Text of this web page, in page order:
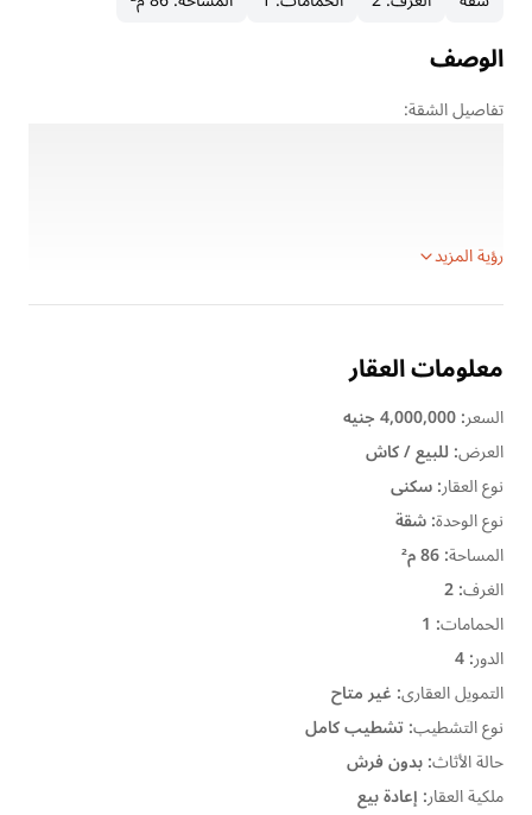
الوصف
تفاصيل الشقة:
رؤية المزيد
معلومات العقار
السعر:4,000,000 جنيه
العرض:للبيع / كاش
نوع العقار:سكنى
نوع الوحدة:شقة
المساحة:86 م²
الغرف:
2
الحمامات:
1
الدور:
4
التمويل العقارى: غير متاح
نوع التشطيب:تشطيب كامل
حالة الأثاث:بدون فرش
ملكية العقار: إعادة بيع